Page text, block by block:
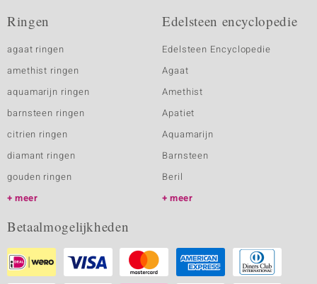
Ringen
agaat ringen
amethist ringen
aquamarijn ringen
barnsteen ringen
citrien ringen
diamant ringen
gouden ringen
meer
Edelsteen encyclopedie
Edelsteen Encyclopedie
Agaat
Amethist
Apatiet
Aquamarijn
Barnsteen
Beril
meer
Betaalmogelijkheden